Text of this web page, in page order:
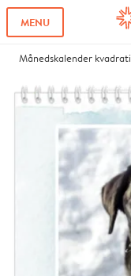
MENU
Månedskalender